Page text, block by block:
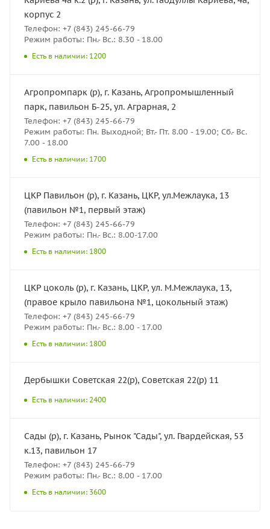
корпус 2
Телефон: +7 (843) 245-66-79
Режим работы: Пн.- Вс.: 8.30 - 18.00
Есть в наличии: 1200
Агропромпарк (р), г. Казань, Агропромышленный
парк, павильон Б-25, ул. Аграрная, 2
Телефон: +7 (843) 245-66-79
Режим работы: Пн. Выходной; Вт.- Пт. 8.00 - 19.00; Сб.- Вс.
7.00 - 18.00
Есть в наличии: 1700
ЦКР Павильон (р), г. Казань, ЦКР, ул.Межлаука, 13
(павильон №1, первый этаж)
Телефон: +7 (843) 245-66-79
Режим работы: Пн.- Вс.: 8.00-17.00
Есть в наличии: 1800
ЦКР цоколь (р), г. Казань, ЦКР, ул. М.Межлаука, 13,
(правое крыло павильона №1, цокольный этаж)
Телефон: +7 (843) 245-66-79
Режим работы: Пн.- Вс.: 8.00 - 17.00
Есть в наличии: 1800
Дербышки Советская 22(р), Советская 22(р) 11
Есть в наличии: 2400
Сады (р), г. Казань, Рынок "Сады", ул. Гвардейская, 53
к.13, павильон 17
Телефон: +7 (843) 245-66-79
Режим работы: Пн.- Вс.: 8.00 - 17.00
Есть в наличии: 3600